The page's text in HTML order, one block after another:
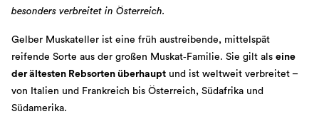
besonders verbreitet in Österreich.
Gelber Muskateller ist eine früh austreibende, mittelspät
reifende Sorte aus der großen Muskat‑Familie. Sie gilt als eine
der ältesten Rebsorten überhaupt und ist weltweit verbreitet –
von Italien und Frankreich bis Österreich, Südafrika und
Südamerika.